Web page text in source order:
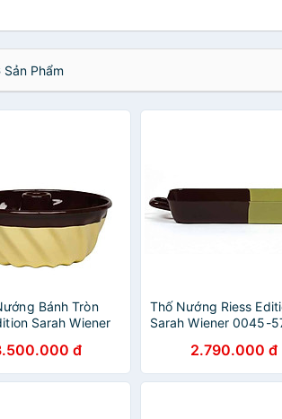
Sản Phẩm
Bánh Tròn
Sarah Wiener
Vanilla hàng
đ
Thố Nướng Riess
Sarah Wiener 0045-
2.790.000 đ